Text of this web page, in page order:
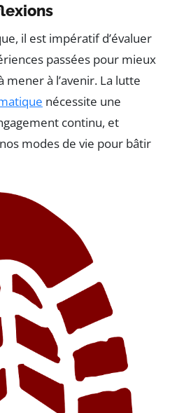
il est impératif d’évaluer
passées pour mieux
à l’avenir. La lutte
nécessite une
continu, et
modes de vie pour bâtir